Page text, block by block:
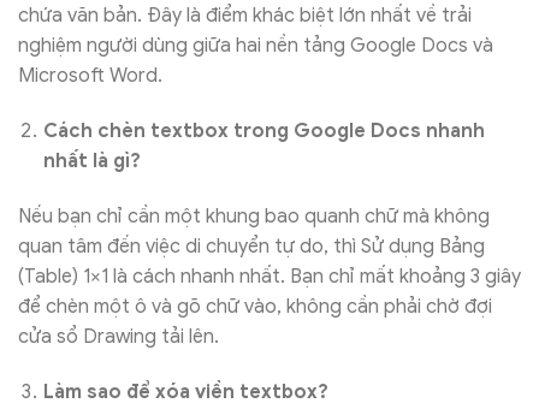
chứa văn bản. Đây là điểm khác biệt lớn nhất về trải
nghiệm người dùng giữa hai nền tảng Google Docs và
Microsoft Word.
Cách chèn textbox trong Google Docs nhanh
nhất là gì?
Nếu bạn chỉ cần một khung bao quanh chữ mà không
quan tâm đến việc di chuyển tự do, thì Sử dụng Bảng
(Table) 1×1 là cách nhanh nhất. Bạn chỉ mất khoảng 3 giây
để chèn một ô và gõ chữ vào, không cần phải chờ đợi
cửa sổ Drawing tải lên.
Làm sao để xóa viền textbox?